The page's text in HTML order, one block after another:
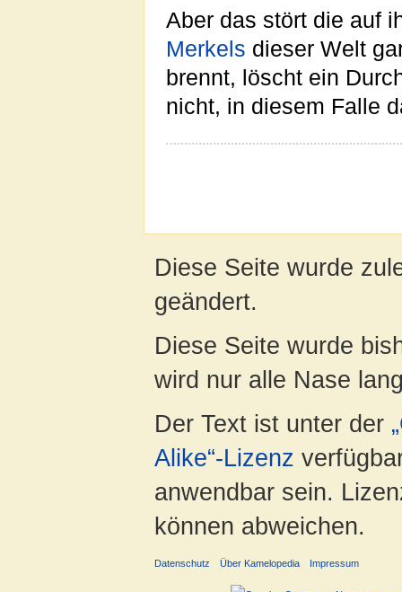
Aber das stört die auf
Merkels dieser Welt
brennt, löscht ein
nicht, in diesem Falle
Diese Seite wurde
geändert.
Diese Seite wurde
wird nur alle Nase
Der Text ist unter der
Alike“-Lizenz
anwendbar sein.
können abweichen.
Datenschutz Über Kamelopedia Impressum